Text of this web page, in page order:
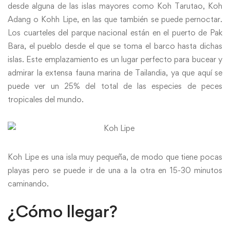
desde alguna de las islas mayores como Koh Tarutao, Koh
Adang o Kohh Lipe, en las que también se puede pernoctar.
Los cuarteles del parque nacional están en el puerto de Pak
Bara, el pueblo desde el que se toma el barco hasta dichas
islas. Este emplazamiento es un lugar perfecto para bucear y
admirar la extensa fauna marina de Tailandia, ya que aquí se
puede ver un 25% del total de las especies de peces
tropicales del mundo.
Koh Lipe es una isla muy pequeña, de modo que tiene pocas
playas pero se puede ir de una a la otra en 15-30 minutos
caminando.
¿Cómo llegar?